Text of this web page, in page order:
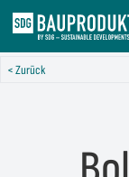
< Zurück